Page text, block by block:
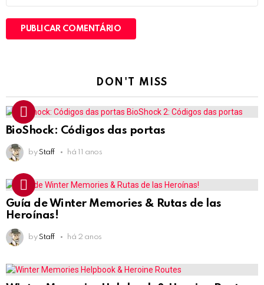
DON'T MISS
BioShock: Códigos das portas
by Staff há 11 anos
Guía de Winter Memories & Rutas de las
Heroínas!
by Staff há 2 anos